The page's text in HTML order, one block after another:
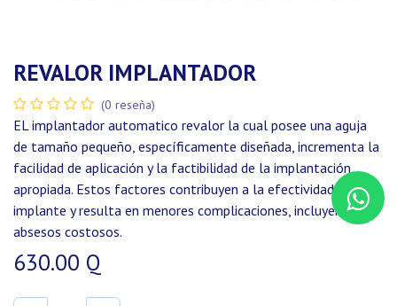
REVALOR IMPLANTADOR
(0 reseña)
EL implantador automatico revalor la cual posee una aguja
de tamaño pequeño, específicamente diseñada, incrementa la
facilidad de aplicación y la factibilidad de la implantación
apropiada. Estos factores contribuyen a la efectividad del
implante y resulta en menores complicaciones, incluyendo
absesos costosos.
630.00 Q